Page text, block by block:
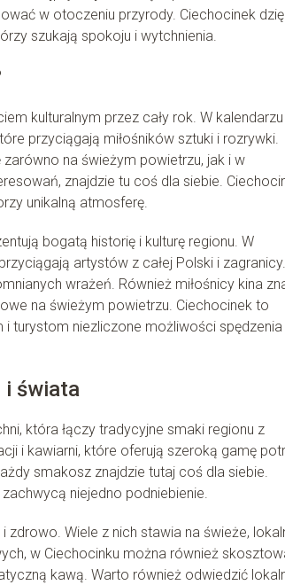
w otoczeniu przyrody. Ciechocinek
szukają spokoju i wytchnienia.
kulturalnym przez cały rok. W kalendarzu
przyciągają miłośników sztuki i rozrywki.
na świeżym powietrzu, jak i w
znajdzie tu coś dla siebie.
unikalną atmosferę.
bogatą historię i kulturę regionu. W
artystów z całej Polski i
wrażeń. Również miłośnicy kina
na świeżym powietrzu. Ciechocinek to
turystom niezliczone możliwości spędzenia
i świata
która łączy tradycyjne smaki regionu z
i kawiarni, które oferują szeroką gamę
smakosz znajdzie tutaj coś dla siebie.
niejedno podniebienie.
Wiele z nich stawia na świeże,
w Ciechocinku można również
kawą. Warto również odwiedzić